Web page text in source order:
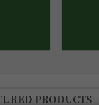
PRODUCTS